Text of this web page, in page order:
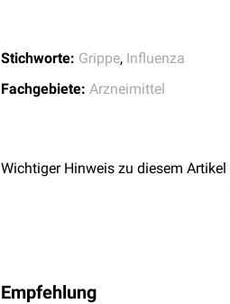
Stichworte: Grippe, Influenza
Fachgebiete: Arzneimittel
Wichtiger Hinweis zu diesem Artikel
Empfehlung